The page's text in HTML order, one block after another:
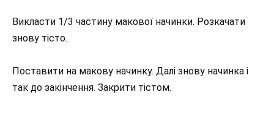
Викласти 1/3 частину макової начинки. Розкачати
знову тісто.
Поставити на макову начинку. Далі знову начинка і
так до закінчення. Закрити тістом.